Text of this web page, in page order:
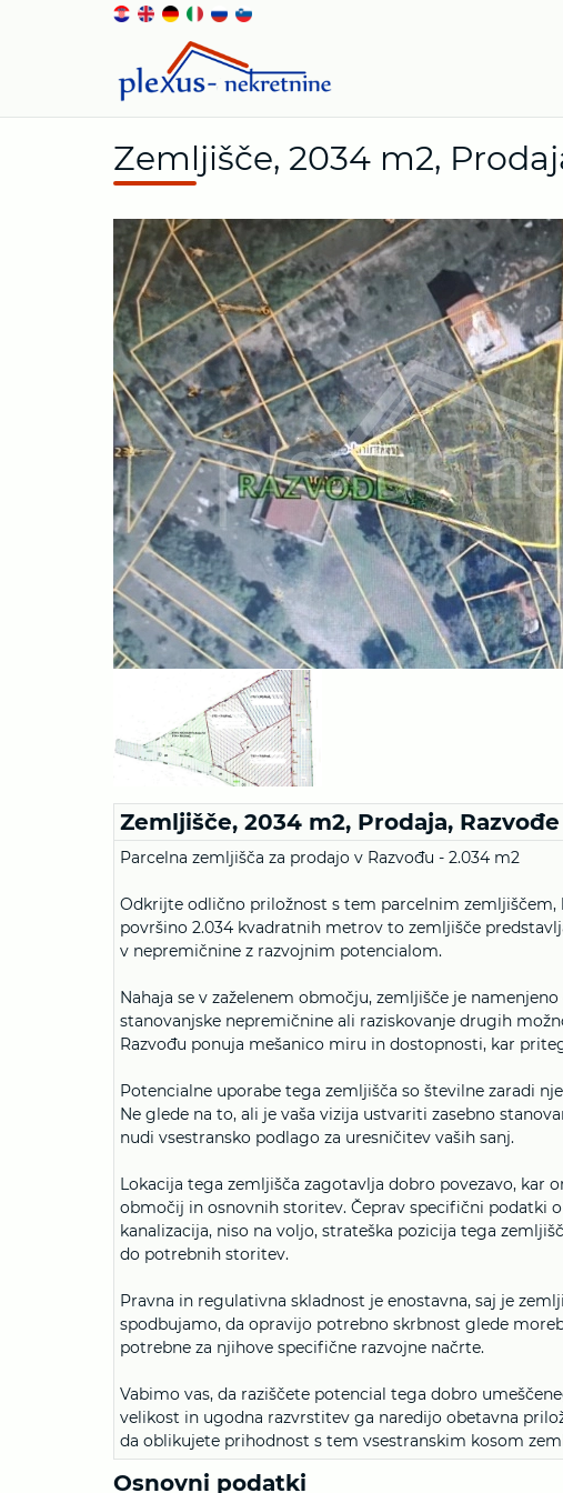
Zemljišče, 2034 m2,
Zemljišče, 2034 m2, Prodaja, Razvođe
Parcelna zemljišča za prodajo v Razvođu - 2.034 m2
Odkrijte odlično priložnost s tem parcelnim zemljiščem,
površino 2.034 kvadratnih metrov to zemljišče
v nepremičnine z razvojnim potencialom.
Nahaja se v zaželenem območju, zemljišče je
stanovanjske nepremičnine ali raziskovanje drugih
Razvođu ponuja mešanico miru in dostopnosti, kar
Potencialne uporabe tega zemljišča so številne zaradi
Ne glede na to, ali je vaša vizija ustvariti zasebno
nudi vsestransko podlago za uresničitev vaših sanj.
Lokacija tega zemljišča zagotavlja dobro povezavo, kar
območij in osnovnih storitev. Čeprav specifični podatki
kanalizacija, niso na voljo, strateška pozicija tega
do potrebnih storitev.
Pravna in regulativna skladnost je enostavna, saj je
spodbujamo, da opravijo potrebno skrbnost glede
potrebne za njihove specifične razvojne načrte.
Vabimo vas, da raziščete potencial tega dobro
velikost in ugodna razvrstitev ga naredijo obetavna
da oblikujete prihodnost s tem vsestranskim kosom
Osnovni podatki